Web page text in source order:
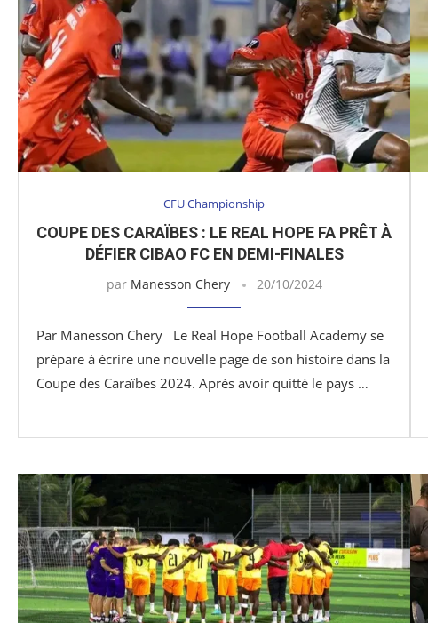
CFU Championship
COUPE DES CARAÏBES : LE REAL HOPE FA PRÊT À
DÉFIER CIBAO FC EN DEMI-FINALES
par Manesson Chery 20/10/2024
Par Manesson Chery Le Real Hope Football Academy se
prépare à écrire une nouvelle page de son histoire dans la
Coupe des Caraïbes 2024. Après avoir quitté le pays …